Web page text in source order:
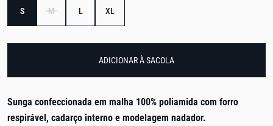
S M L XL
ADICIONAR À SACOLA
Sunga confeccionada em malha 100% poliamida com forro
respirável, cadarço interno e modelagem nadador.